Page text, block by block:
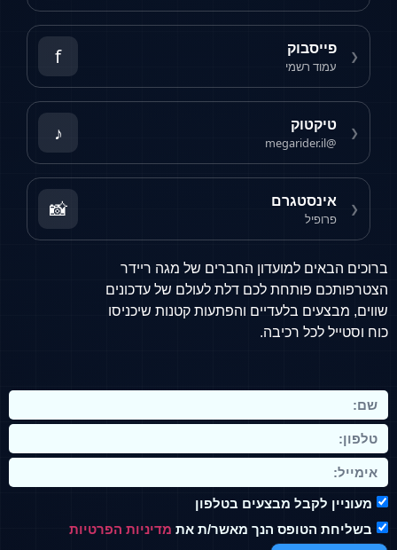
ברוכים הבאים למועדון החברים של מגה ריידר
הצטרפותכם פותחת לכם דלת לעולם של עדכונים
שווים, מבצעים בלעדיים והפתעות קטנות שיכניסו
כוח וסטייל לכל רכיבה.
מעוניין לקבל מבצעים בטלפון
בשליחת הטופס הנך מאשר/ת את מדיניות הפרטיות
❮ פייסבוק
עמוד רשמי f
❮ טיקטוק
@megarider.il
♪
❮ אינסטגרם
פרופיל 📸